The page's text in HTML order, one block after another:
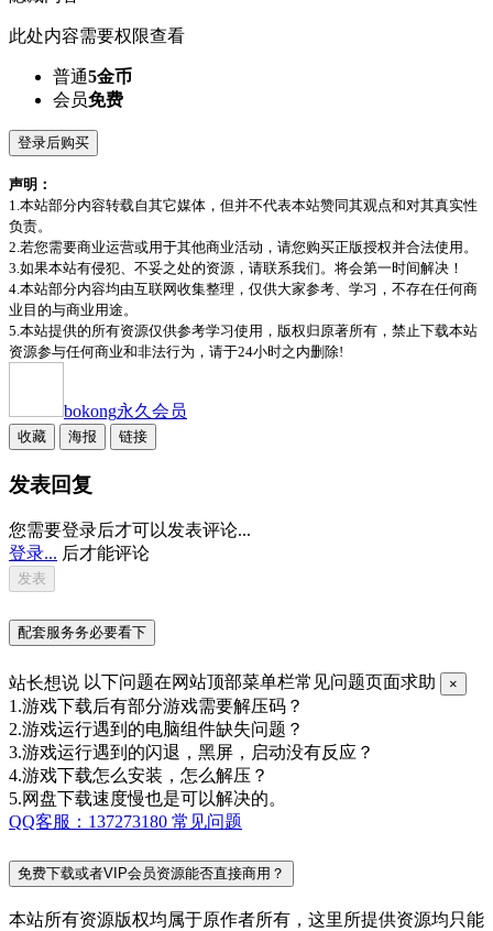
此处内容需要权限查看
普通5金币
会员免费
登录后购买
声明：
1.本站部分内容转载自其它媒体，但并不代表本站赞同其观点和对其真实性
负责。
2.若您需要商业运营或用于其他商业活动，请您购买正版授权并合法使用。
3.如果本站有侵犯、不妥之处的资源，请联系我们。将会第一时间解决！
4.本站部分内容均由互联网收集整理，仅供大家参考、学习，不存在任何商
业目的与商业用途。
5.本站提供的所有资源仅供参考学习使用，版权归原著所有，禁止下载本站
资源参与任何商业和非法行为，请于24小时之内删除!
bokong永久会员
收藏 海报 链接
发表回复
您需要登录后才可以发表评论...
登录... 后才能评论
配套服务务必要看下
站长想说 以下问题在网站顶部菜单栏常见问题页面求助 ×
1.游戏下载后有部分游戏需要解压码？
2.游戏运行遇到的电脑组件缺失问题？
3.游戏运行遇到的闪退，黑屏，启动没有反应？
4.游戏下载怎么安装，怎么解压？
5.网盘下载速度慢也是可以解决的。
QQ客服：137273180 常见问题
免费下载或者VIP会员资源能否直接商用？
本站所有资源版权均属于原作者所有，这里所提供资源均只能